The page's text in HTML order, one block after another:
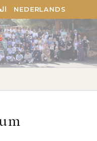
NEDERLANDS